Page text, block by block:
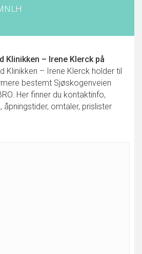
Klinikken – Irene Klerckpå
Klinikken – Irene Klerck holder til
bestemt Sjøskogenveien
Her finner du kontaktinfo,
åpningstider, omtaler, prislister